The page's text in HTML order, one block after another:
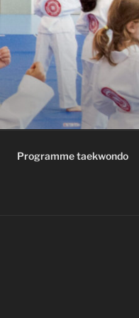
Programme taekwondo